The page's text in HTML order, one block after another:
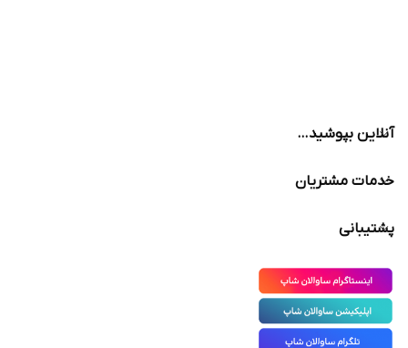
آنلاین بپوشید…
خدمات مشتریان
پشتیبانی